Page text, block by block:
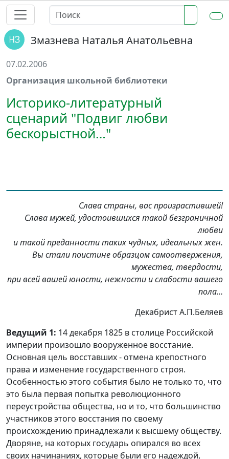
Змазнева Наталья Анатольевна
07.02.2006
Организация школьной библиотеки
Историко-литературный
сценарий "Подвиг любви
бескорыстной…"
Слава страны, вас произрастившей!
Слава мужей, удостоившихся такой безграничной
любви
и такой преданности таких чудных, идеальных жен.
Вы стали поистине образцом самоотвержения,
мужества, твердости,
при всей вашей юности, нежности и слабости вашего
пола…
Декабрист А.П.Беляев
Ведущий 1: 14 декабря 1825 в столице Российской
империи произошло вооруженное восстание.
Основная цель восставших - отмена крепостного
права и изменение государственного строя.
Особенностью этого события было не только то, что
это была первая попытка революционного
переустройства общества, но и то, что большинство
участников этого восстания по своему
происхождению принадлежали к высшему обществу.
Дворяне, на которых государь опирался во всех
своих начинаниях, которые были его надеждой,